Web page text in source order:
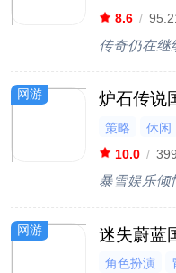
即时战斗
8.6 /
传奇仍在继
网游 炉石传说
策略 休闲
10.0 /
暴雪娱乐倾
网游 迷失蔚蓝
角色扮演